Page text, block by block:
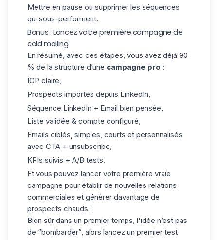
Mettre en pause ou supprimer les séquences
qui sous-performent.
Bonus : Lancez votre première campagne de
cold mailing
En résumé, avec ces étapes, vous avez déjà 90
% de la structure d’une campagne pro :
ICP claire,
Prospects importés depuis LinkedIn,
Séquence LinkedIn + Email bien pensée,
Liste validée & compte configuré,
Emails ciblés, simples, courts et personnalisés
avec CTA + unsubscribe,
KPIs suivis + A/B tests.
Et vous pouvez lancer votre première vraie
campagne pour établir de nouvelles relations
commerciales et générer davantage de
prospects chauds !
Bien sûr dans un premier temps, l'idée n’est pas
de “bombarder”, alors lancez un premier test